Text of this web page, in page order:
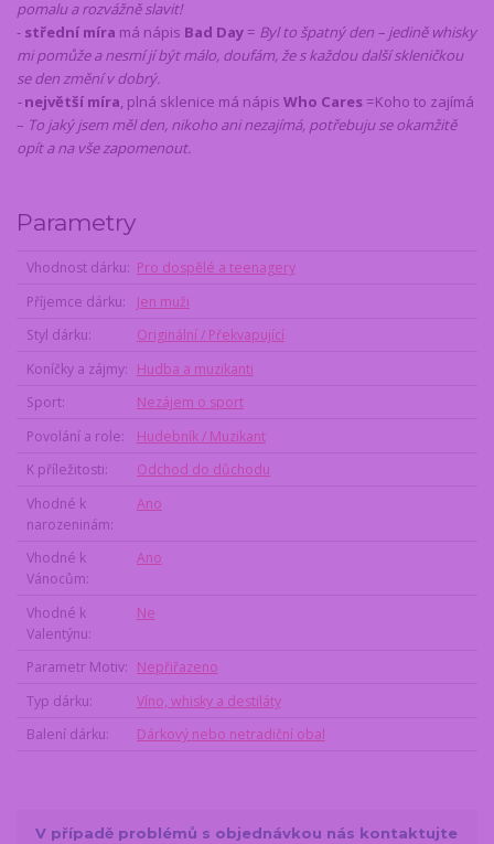
pomalu a rozvážně slavit!
- střední míra má nápis Bad Day = Byl to špatný den – jedině whisky
mi pomůže a nesmí jí být málo, doufám, že s každou další skleničkou
se den změní v dobrý.
-největší míra, plná sklenice má nápis Who Cares =Koho to zajímá
– To jaký jsem měl den, nikoho ani nezajímá, potřebuju se okamžitě
opít a na vše zapomenout.
Parametry
Vhodnost dárku
Pro dospělé a teenagery
Příjemce dárku
Jen muži
Styl dárku
Originální / Překvapující
Koníčky a zájmy
Hudba a muzikanti
Sport
Nezájem o sport
Povolání a role
Hudebník / Muzikant
K příležitosti
Odchod do důchodu
Vhodné k
narozeninám
Ano
Vhodné k
Vánocům
Ano
Vhodné k
Valentýnu
Ne
Parametr Motiv
Nepřiřazeno
Typ dárku
Víno, whisky a destiláty
Balení dárku
Dárkový nebo netradiční obal
V případě problémů s objednávkou nás kontaktujte